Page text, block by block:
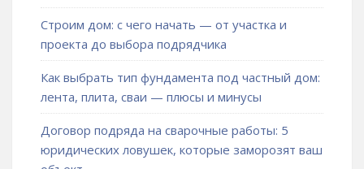
Строим дом: с чего начать — от участка и
проекта до выбора подрядчика
Как выбрать тип фундамента под частный дом:
лента, плита, сваи — плюсы и минусы
Договор подряда на сварочные работы: 5
юридических ловушек, которые заморозят ваш